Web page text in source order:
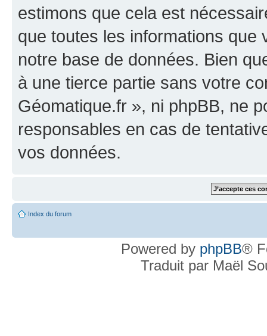
estimons que cela est
que toutes les informations
notre base de données. Bien
à une tierce partie sans votre
Géomatique.fr », ni phpBB, ne
responsables en cas de
vos données.
Index du forum
Powered by phpBB®
Traduit par Maël